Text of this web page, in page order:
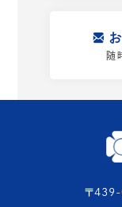
随
〒